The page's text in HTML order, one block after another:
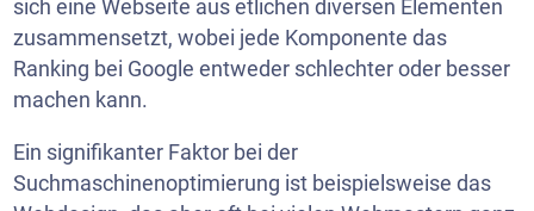
sich eine Webseite aus etlichen diversen Elementen
zusammensetzt, wobei jede Komponente das
Ranking bei Google entweder schlechter oder besser
machen kann.
Ein signifikanter Faktor bei der
Suchmaschinenoptimierung ist beispielsweise das